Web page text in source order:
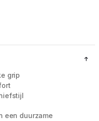
grip
een duurzame